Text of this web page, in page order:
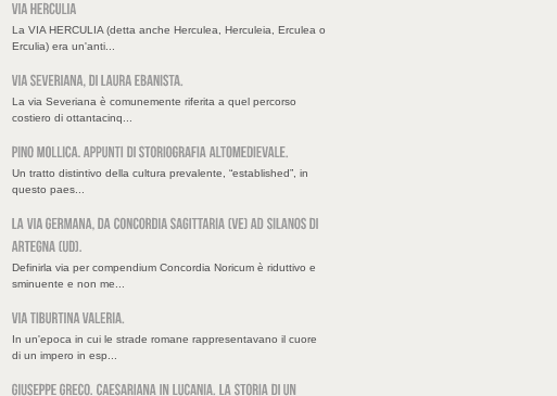
La VIA HERCULIA (detta anche Herculea, Herculeia, Erculea o
Erculia) era un'anti...
La via Severiana è comunemente riferita a quel percorso
costiero di ottantacinq...
Un tratto distintivo della cultura prevalente, “established”, in
questo paes...
Definirla via per compendium Concordia Noricum è riduttivo e
sminuente e non me...
In un'epoca in cui le strade romane rappresentavano il cuore
di un impero in esp...